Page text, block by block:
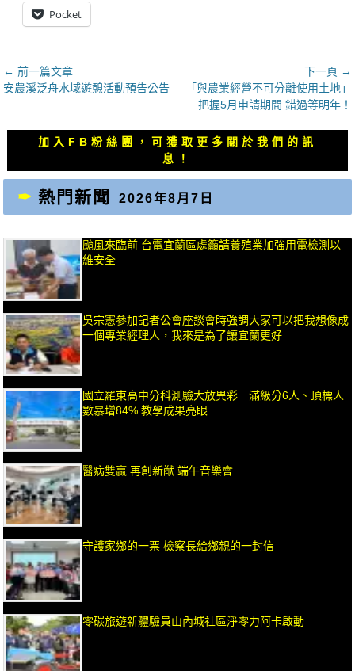
Pocket
文
章
覽
← 前一篇文章
上
安農溪泛舟水域遊憩活動預告公告
下一頁 →
文
章：
「與農業經營不可分離使用土地」
把握5月申請期間 錯過等明年！
加入FB粉絲團，可獲取更多關於我們的訊
息！
熱門新聞 2026年8月7日
颱風來臨前 台電宜蘭區處籲請養殖業加強用電檢測以
維安全
吳宗憲參加記者公會座談會時強調大家可以把我想像成
一個專業經理人，我來是為了讓宜蘭更好
國立羅東高中分科測驗大放異彩 滿級分6人、頂標人
數暴增84% 教學成果亮眼
醫病雙贏 再創新猷 端午音樂會
守護家鄉的一票 檢察長給鄉親的一封信
零碳旅遊新體驗員山內城社區淨零力阿卡啟動